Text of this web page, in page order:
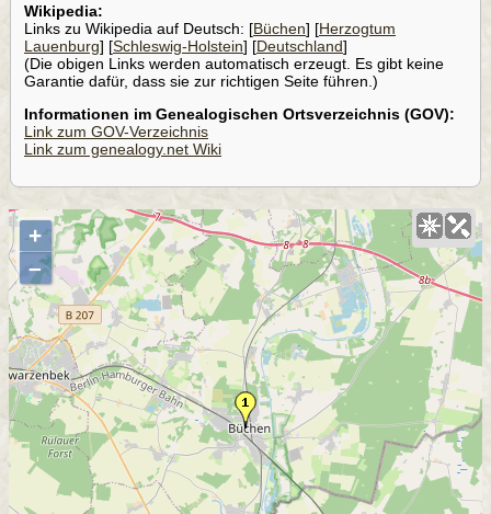
Wikipedia:
Links zu Wikipedia auf Deutsch: [Büchen] [Herzogtum
Lauenburg] [Schleswig-Holstein] [Deutschland]
(Die obigen Links werden automatisch erzeugt. Es gibt keine
Garantie dafür, dass sie zur richtigen Seite führen.)
Informationen im Genealogischen Ortsverzeichnis (GOV):
Link zum GOV-Verzeichnis
Link zum genealogy.net Wiki
+
–